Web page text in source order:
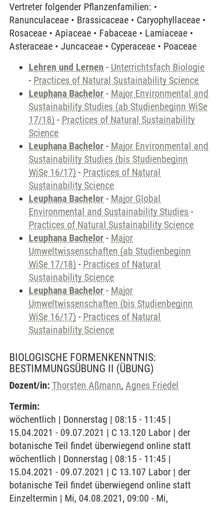
Vertreter folgender Pflanzenfamilien: •
Ranunculaceae • Brassicaceae • Caryophyllaceae •
Rosaceae • Apiaceae • Fabaceae • Lamiaceae •
Asteraceae • Juncaceae • Cyperaceae • Poaceae
Lehren und Lernen - Unterrichtsfach Biologie
- Practices of Natural Sustainability Science
Leuphana Bachelor - Major Environmental and
Sustainability Studies (ab Studienbeginn WiSe
17/18) - Practices of Natural Sustainability
Science
Leuphana Bachelor - Major Environmental and
Sustainability Studies (bis Studienbeginn
WiSe 16/17) - Practices of Natural
Sustainability Science
Leuphana Bachelor - Major Global
Environmental and Sustainability Studies -
Practices of Natural Sustainability Science
Leuphana Bachelor - Major
Umweltwissenschaften (ab Studienbeginn
WiSe 17/18) - Practices of Natural
Sustainability Science
Leuphana Bachelor - Major
Umweltwissenschaften (bis Studienbeginn
WiSe 16/17) - Practices of Natural
Sustainability Science
BIOLOGISCHE FORMENKENNTNIS:
BESTIMMUNGSÜBUNG II (ÜBUNG)
Dozent/in: Thorsten Aßmann, Agnes Friedel
Termin:
wöchentlich | Donnerstag | 08:15 - 11:45 |
15.04.2021 - 09.07.2021 | C 13.120 Labor | der
botanische Teil findet überwiegend online statt
wöchentlich | Donnerstag | 08:15 - 11:45 |
15.04.2021 - 09.07.2021 | C 13.107 Labor | der
botanische Teil findet überwiegend online statt
Einzeltermin | Mi, 04.08.2021, 09:00 - Mi,